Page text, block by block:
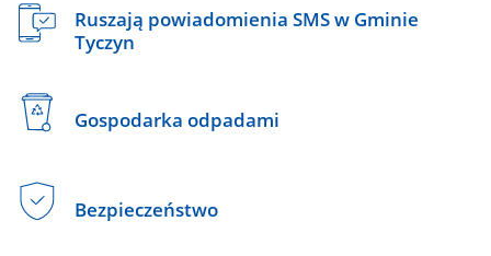
Ruszają powiadomienia SMS w Gminie
Tyczyn
Gospodarka odpadami
Bezpieczeństwo